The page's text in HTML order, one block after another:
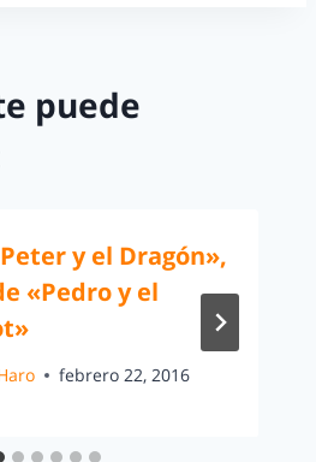
puede
y el Dragón»,
«Pedro y el
febrero 22, 2016